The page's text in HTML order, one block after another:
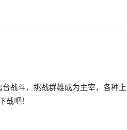
战斗，挑战群雄成为主宰，各种上
吧！